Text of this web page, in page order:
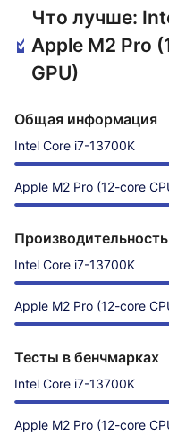
Что лучше:
Apple M2 Pro
GPU)
Общая информация
Intel Core i7-13700K
Apple M2 Pro (12-core
Производительность
Intel Core i7-13700K
Apple M2 Pro (12-core
Тесты в бенчмарках
Intel Core i7-13700K
Apple M2 Pro (12-core